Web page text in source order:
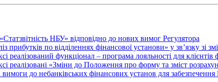
НБУ» відповідно до нових вимог Регулятора
прибутків по відділеннях фінансової установи» у зв’язку
реалізований функціонал – програма лояльності для
реалізовані «Зміни до Положення про форму та зміст
вимоги до небанківських фінансових установ для забезпечення